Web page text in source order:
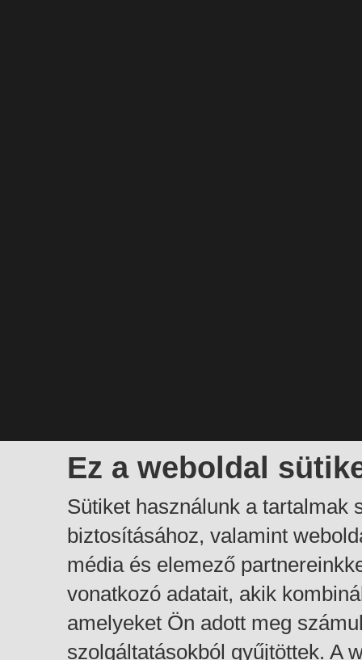
Ez a weboldal
Sütiket használunk a tartalmak
biztosításához, valamint
média és elemező
vonatkozó adatait, akik
amelyeket Ön adott meg
szolgáltatásokból gyűjtöttek. A